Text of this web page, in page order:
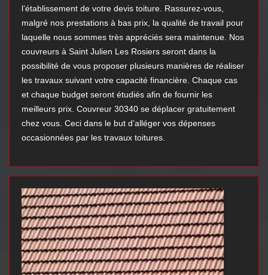
l’établissement de votre devis toiture. Rassurez-vous,
malgré nos prestations à bas prix, la qualité de travail pour
laquelle nous sommes très appréciés sera maintenue. Nos
couvreurs à Saint Julien Les Rosiers seront dans la
possibilité de vous proposer plusieurs manières de réaliser
les travaux suivant votre capacité financière. Chaque cas
et chaque budget seront étudiés afin de fournir les
meilleurs prix. Couvreur 30340 se déplacer gratuitement
chez vous. Ceci dans le but d’alléger vos dépenses
occasionnées par les travaux toitures.